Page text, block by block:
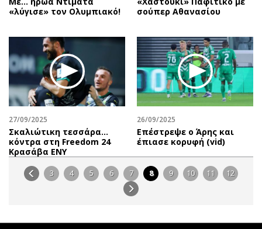
«λύγισε» τον Ολυμπιακό!
σούπερ Αθανασίου
27/09/2025
Σκαλιώτικη τεσσάρα…
κόντρα στη Freedom 24
Κρασάβα ΕΝΥ
26/09/2025
Επέστρεψε ο Άρης και
έπιασε κορυφή (vid)
3 4 5 6 7 8 9 10 11 12